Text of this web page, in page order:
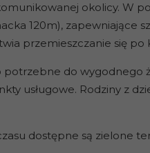
okolicy. W
120m), zapewniające
przemieszczanie się
do wygodnego
usługowe. Rodziny z
dostępne są zielone